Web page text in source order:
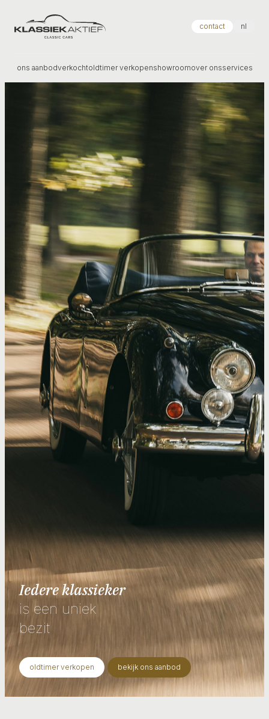
Klassiek Aktief contact nl
ons aanbodverkochtoldtimer verkopenshowroomover onsservices
Iedere klassieker
is een uniek
bezit
oldtimer verkopen bekijk ons aanbod